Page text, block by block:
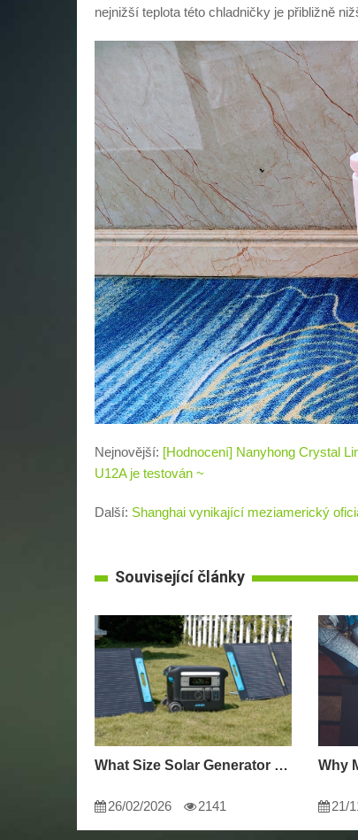
nejnižší teplota této chladničky je přibližně
Nejnovější: [Hodnocení] Nanyhong Crystal
U12A je testován ~
Další: Shanghai vynikající meziamerický
Související články
What Size Solar Generator Do You Really Need?
26/02/2026 2141 21/